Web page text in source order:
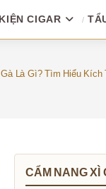
CIGAR
Là Gì? Tìm Hiểu Kích
CẨM NANG XÌ